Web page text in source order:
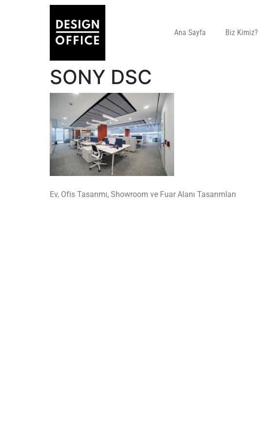
Ana Sayfa Biz Kimiz?
SONY DSC
Ev, Ofis Tasarımı, Showroom ve Fuar Alanı Tasarımları